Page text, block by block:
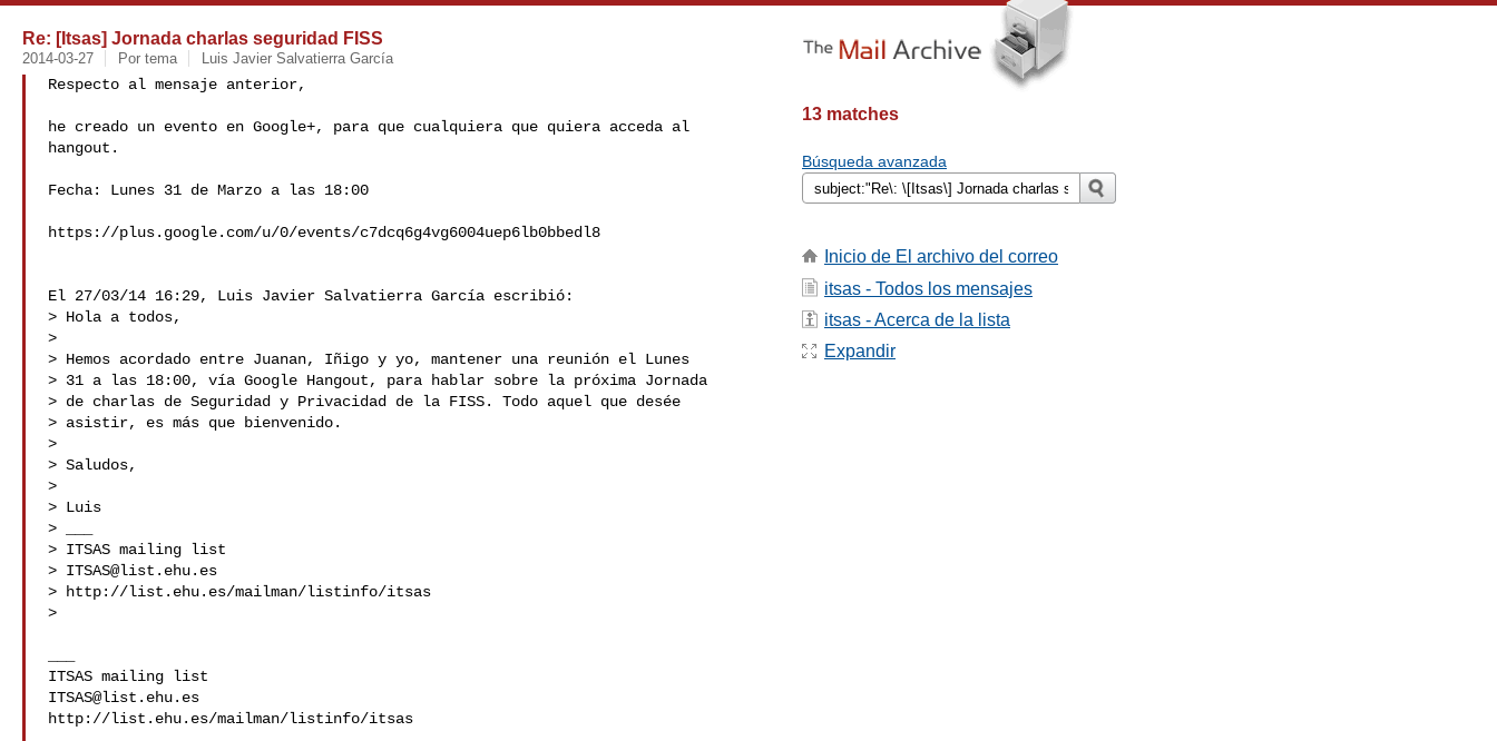
Re: [Itsas] Jornada charlas seguridad FISS
2014-03-27 Por tema Luis Javier Salvatierra García
Respecto al mensaje anterior,
he creado un evento en Google+, para que cualquiera que quiera acceda al
hangout.
Fecha: Lunes 31 de Marzo a las 18:00
https://plus.google.com/u/0/events/c7dcq6g4vg6004uep6lb0bbedl8
El 27/03/14 16:29, Luis Javier Salvatierra García escribió:
> Hola a todos,
>
> Hemos acordado entre Juanan, Iñigo y yo, mantener una reunión el Lunes
> 31 a las 18:00, vía Google Hangout, para hablar sobre la próxima Jornada
> de charlas de Seguridad y Privacidad de la FISS. Todo aquel que desée
> asistir, es más que bienvenido.
>
> Saludos,
>
> Luis
> ___
> ITSAS mailing list
> ITSAS@list.ehu.es
> http://list.ehu.es/mailman/listinfo/itsas
>
ITSAS@list.ehu.es
http://list.ehu.es/mailman/listinfo/itsas
13 matches
Búsqueda avanzada
Inicio de El archivo del correo
itsas - Todos los mensajes
itsas - Acerca de la lista
Expandir